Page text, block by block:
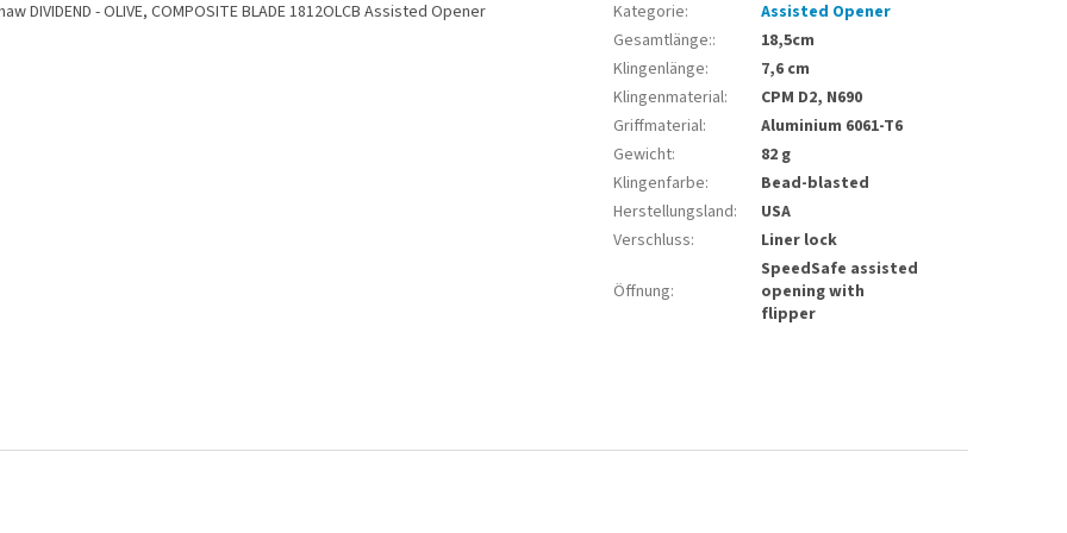
DIVIDEND - OLIVE, COMPOSITE BLADE 1812OLCB Assisted Opener Kategorie:
Assisted Opener
Gesamtlänge::
18,5cm
Klingenlänge:
7,6 cm
Klingenmaterial:
CPM D2, N690
Griffmaterial:
Aluminium 6061-T6
Gewicht:
82 g
Klingenfarbe:
Bead-blasted
Herstellungsland:
USA
Verschluss: Liner lock
Öffnung:
SpeedSafe assisted
opening with
flipper